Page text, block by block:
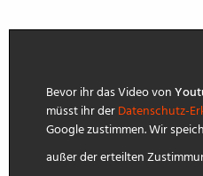
Bevor ihr das Video von
müsst ihr derDatenschutz-
Google zustimmen. Wir
außer der erteilten